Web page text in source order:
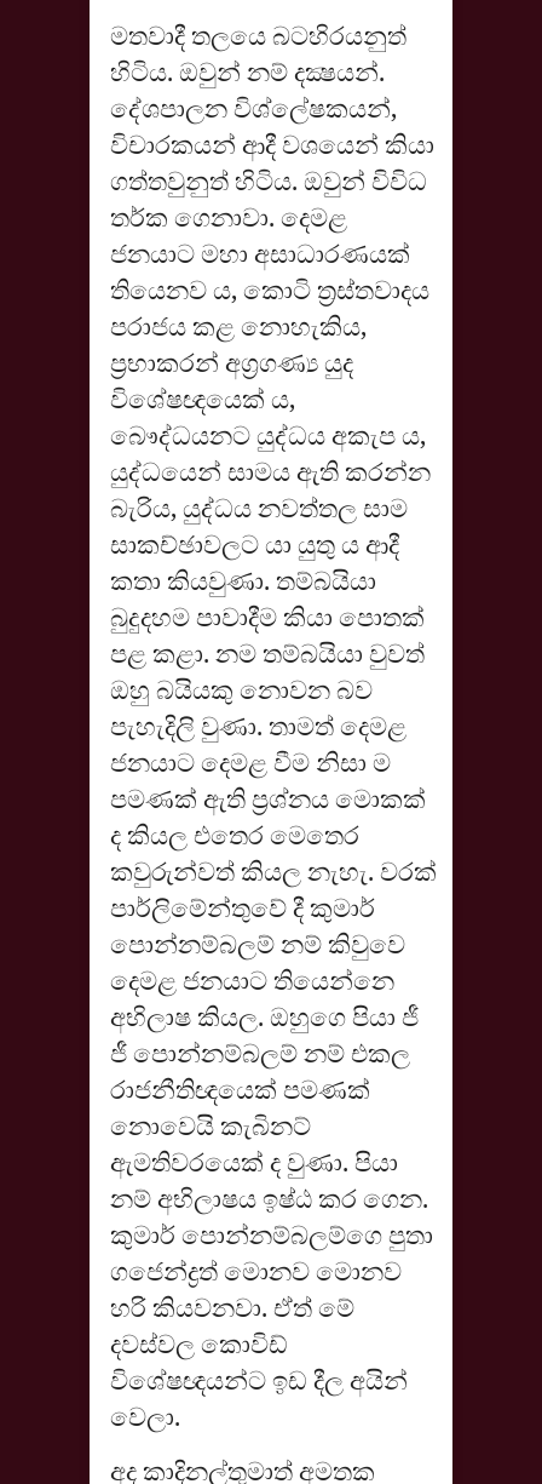
මතවාදී තලයෙ බටහිරයනුත්
හිටිය. ඔවුන් නම් දක්‍ෂයන්.
දේශපාලන විශ්ලේෂකයන්,
විචාරකයන් ආදී වශයෙන් කියා
ගත්තවුනුත් හිටිය. ඔවුන් විවිධ
තර්ක ගෙනාවා. දෙමළ
ජනයාට මහා අසාධාරණයක්
තියෙනව ය, කොටි ත්‍රස්තවාදය
පරාජය කළ නොහැකිය,
ප්‍රභාකරන් අග්‍රගණ්‍ය යුද
විශේෂඥයෙක් ය,
බෞද්ධයනට යුද්ධය අකැප ය,
යුද්ධයෙන් සාමය ඇති කරන්න
බැරිය, යුද්ධය නවත්තල සාම
සාකච්ඡාවලට යා යුතු ය ආදී
කතා කියවුණා. තම්බයියා
බුදුදහම පාවාදීම කියා පොතක්
පළ කළා. නම තම්බයියා වුවත්
ඔහු බයියකු නොවන බව
පැහැදිලි වුණා. තාමත් දෙමළ
ජනයාට දෙමළ වීම නිසා ම
පමණක් ඇති ප්‍රශ්නය මොකක්
ද කියල එතෙර මෙතෙර
කවුරුන්වත් කියල නැහැ. වරක්
පාර්ලිමේන්තුවේ දී කුමාර්
පොන්නම්බලම් නම් කිවුවෙ
දෙමළ ජනයාට තියෙන්නෙ
අභිලාෂ කියල. ඔහුගෙ පියා ජී
ජී පොන්නම්බලම් නම් එකල
රාජනීතිඥයෙක් පමණක්
නොවෙයි කැබිනට්
ඇමතිවරයෙක් ද වුණා. පියා
නම් අභිලාෂය ඉෂ්ඨ කර ගෙන.
කුමාර් පොන්නම්බලම්ගෙ පුතා
ගජෙන්ද්‍රත් මොනව මොනව
හරි කියවනවා. ඒත් මේ
දවස්වල කොවිඩ්
විශේෂඥයන්ට ඉඩ දීල අයින්
වෙලා.
අද කාදිනල්තුමාත් අමතක